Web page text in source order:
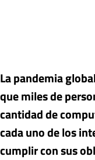
La pandemia
que miles de
cantidad de
cada uno de los
cumplir con sus